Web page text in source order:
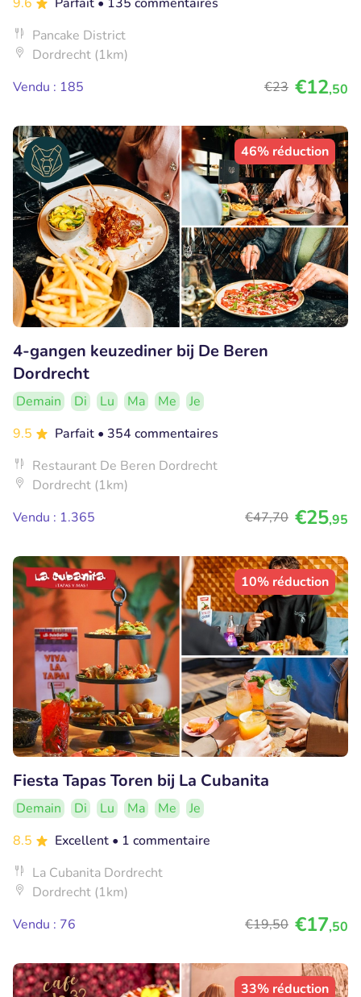
Pancake District
Dordrecht (1km)
Vendu : 185
€23 €12,50
46% réduction
4-gangen keuzediner bij De Beren
Dordrecht
Demain Di Lu Ma Me
Je
9.5
Parfait • 354 commentaires
Restaurant De Beren Dordrecht
Dordrecht (1km)
Vendu : 1.365
€47,70 €25,95
10% réduction
Fiesta Tapas Toren bij La Cubanita
Demain Di Lu Ma Me
Je
8.5
Excellent • 1 commentaire
La Cubanita Dordrecht
Dordrecht (1km)
Vendu : 76
€19,50 €17,50
33% réduction